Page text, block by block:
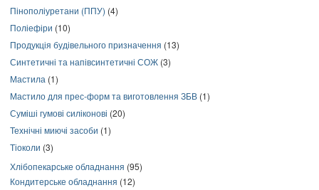
Пінополіуретани (ППУ) (4)
Поліефіри (10)
Продукція будівельного призначення (13)
Синтетичні та напівсинтетичні СОЖ (3)
Мастила (1)
Мастило для прес-форм та виготовлення ЗБВ (1)
Суміші гумові силіконові (20)
Технічні миючі засоби (1)
Тіоколи (3)
Хлібопекарське обладнання (95)
Кондитерське обладнання (12)